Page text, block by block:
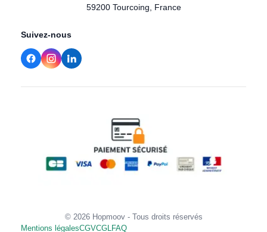
59200 Tourcoing, France
Suivez-nous
© 2026 Hopmoov - Tous droits réservés
Mentions légalesCGVCGL FAQ